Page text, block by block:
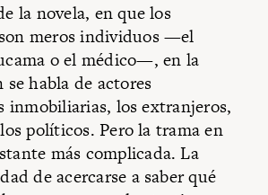
la novela, en que los
meros individuos —el
o el médico—, en la
habla de actores
inmobiliarias, los extranjeros,
políticos. Pero la trama en
más complicada. La
de acercarse a saber qué